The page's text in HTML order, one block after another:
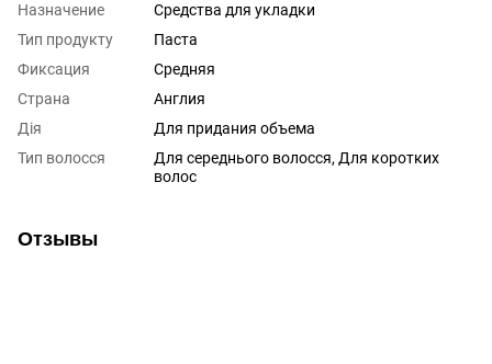
Назначение
Средства для укладки
Тип продукту
Паста
Фиксация
Средняя
Страна
Англия
Дія
Для придания объема
Тип волосся
Для середнього волосся, Для коротких
волос
Отзывы